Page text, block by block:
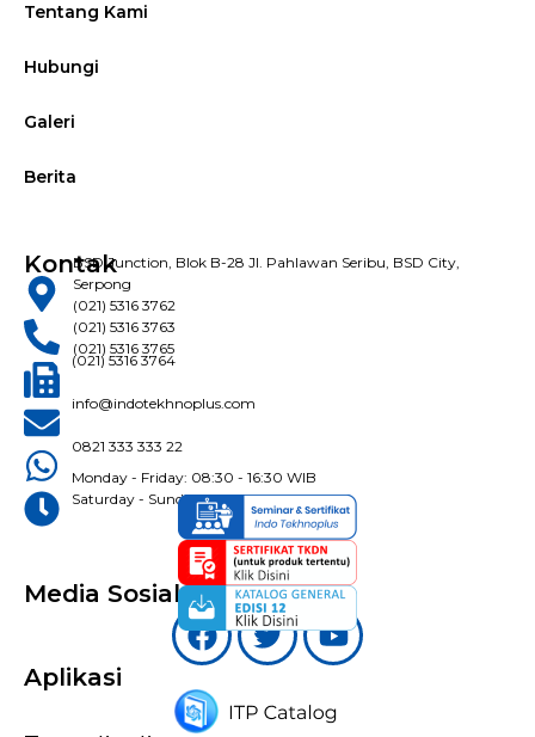
Tentang Kami
Hubungi
Galeri
Berita
KontakBSD Junction, Blok B-28 Jl. Pahlawan Seribu, BSD City,
Serpong
(021) 5316 3762
(021) 5316 3763
(021) 5316 3765
(021) 5316 3764
info@indotekhnoplus.com
0821 333 333 22
Monday - Friday: 08:30 - 16:30 WIB
Saturday - Sunday: Closed
Media Sosial
Aplikasi